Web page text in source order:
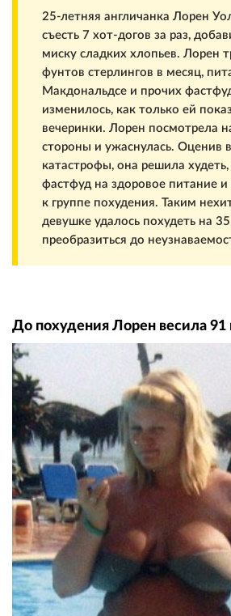
25-летняя англичанка Лорен
съесть 7 хот-догов за раз,
миску сладких хлопьев. Лорен
фунтов стерлингов в месяц,
Макдональдсе и прочих
изменилось, как только ей
вечеринки. Лорен посмотрела
стороны и ужаснулась. Оценив
катастрофы, она решила
фастфуд на здоровое питание и
к группе похудения. Таким
девушке удалось похудеть на 35
преобразиться до
До похудения Лорен весила 91